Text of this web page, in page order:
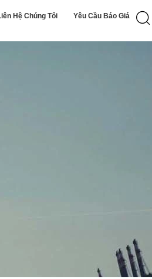
Hệ Chúng Tôi Yêu Cầu Báo Giá